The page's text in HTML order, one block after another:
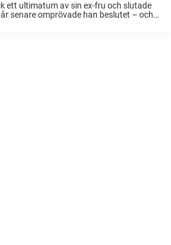
ett ultimatum av sin ex-fru och slutade
senare omprövade han beslutet – och